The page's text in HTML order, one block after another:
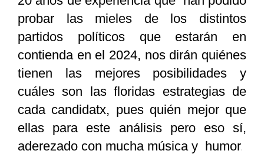
probar las mieles de los distintos
partidos políticos que estarán en
contienda en el 2024, nos dirán quiénes
tienen las mejores posibilidades y
cuáles son las floridas estrategias de
cada candidatx, pues quién mejor que
ellas para este análisis pero eso sí,
aderezado con mucha música y humor.